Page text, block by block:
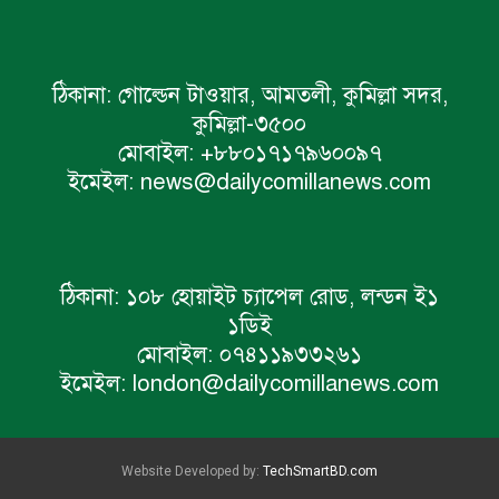
ঠিকানা: গোল্ডেন টাওয়ার, আমতলী, কুমিল্লা সদর,
কুমিল্লা-৩৫০০
মোবাইল: +৮৮০১৭১৭৯৬০০৯৭
ইমেইল: news@dailycomillanews.com
ঠিকানা: ১০৮ হোয়াইট চ্যাপেল রোড, লন্ডন ই১
১ডিই
মোবাইল: ০৭৪১১৯৩৩২৬১
ইমেইল: london@dailycomillanews.com
Website Developed by: TechSmartBD.com